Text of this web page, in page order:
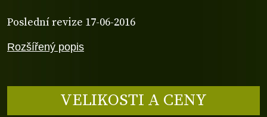
Rozšířený popis
Poslední revize 17-06-2016
VELIKOSTI A CENY